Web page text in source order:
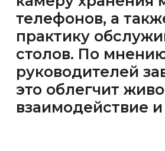
телефонов, а
практику
столов. По
руководителей
это облегчит
взаимодействие